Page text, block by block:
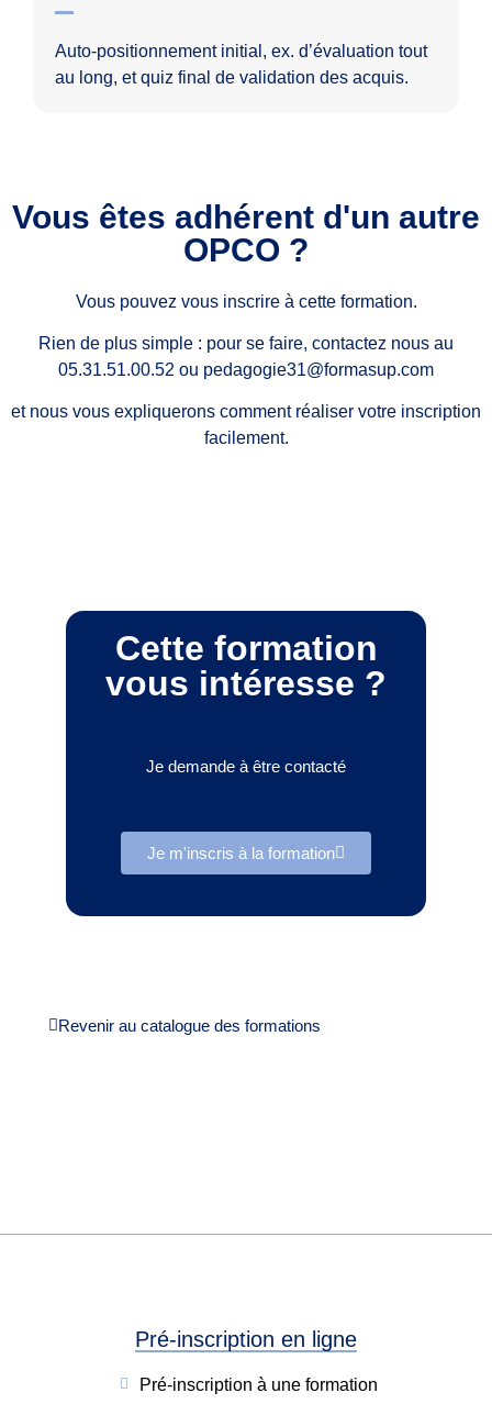
Auto-positionnement initial, ex. d’évaluation tout
au long, et quiz final de validation des acquis.
Vous êtes adhérent d'un autre
OPCO ?
Vous pouvez vous inscrire à cette formation.
Rien de plus simple : pour se faire, contactez nous au
05.31.51.00.52 ou pedagogie31@formasup.com
et nous vous expliquerons comment réaliser votre inscription
facilement.
Cette formation
vous intéresse ?
Je demande à être contacté
Je m'inscris à la formation
Revenir au catalogue des formations
Pré-inscription en ligne
Pré-inscription à une formation